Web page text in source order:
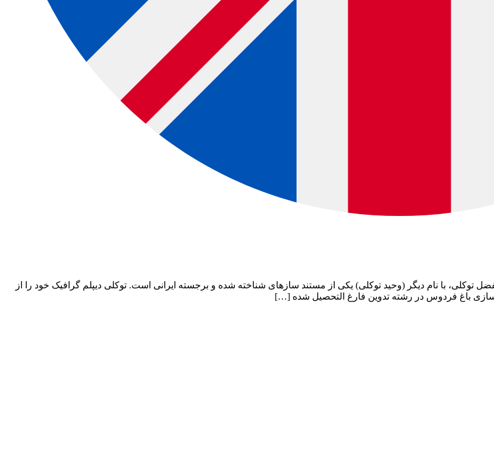
قبلی تصویر بعدی ابوالفضل توکلی، با نام دیگر (وحید توکلی) یکی از مستند سازهای شناخته شده و برجسته ایرانی است. توکلی دیپلم گرافیک خود را از
باغ فردوس در رشته تدوین فارغ التحصیل شده […]